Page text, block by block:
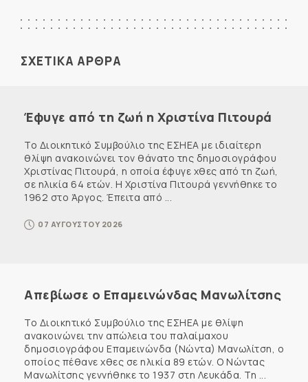
ΣΧΕΤΙΚΑ ΑΡΘΡΑ
Έφυγε από τη ζωή η Χριστίνα Πιτουρά
Το Διοικητικό Συμβούλιο της ΕΣΗΕΑ με ιδιαίτερη
θλίψη ανακοινώνει τον θάνατο της δημοσιογράφου
Χριστίνας Πιτουρά, η οποία έφυγε χθες από τη ζωή,
σε ηλικία 64 ετών. Η Χριστίνα Πιτουρά γεννήθηκε το
1962 στο Άργος. Έπειτα από ...
07 ΑΥΓΟΥΣΤΟΥ 2026
Απεβίωσε ο Επαμεινώνδας Μανωλίτσης
Το Διοικητικό Συμβούλιο της ΕΣΗΕΑ με θλίψη
ανακοινώνει την απώλεια του παλαίμαχου
δημοσιογράφου Επαμεινώνδα (Νώντα) Μανωλίτση, ο
οποίος πέθανε χθες σε ηλικία 89 ετών. Ο Νώντας
Μανωλίτσης γεννήθηκε το 1937 στη Λευκάδα. Τη ...